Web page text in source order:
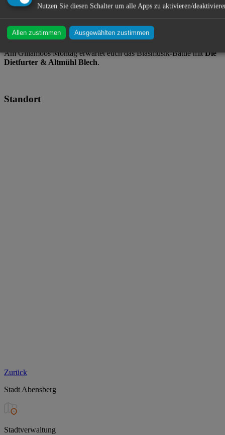
Festwirtsfamilie Gschrey
Am Gillamoos Montag erwartet euch das Blasmusik-Battle mitDie
Dietfurter & Altmühl Blech.
Standort
Zurück
Stadt Abensberg
Stadtverwaltung
Nutzen Sie diesen Schalter um alle Apps zu aktivieren/
Allen zustimmen Ausgewählten zustimmen